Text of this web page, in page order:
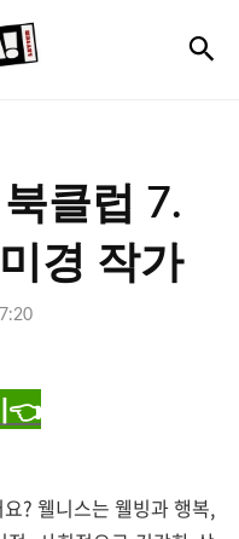
클럽 7.
경 작가
👈
? 웰니스는 웰빙과 행복,